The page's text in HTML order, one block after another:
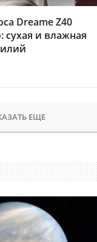
Dreame Z40
сухая и влажная
ЕЩЕ